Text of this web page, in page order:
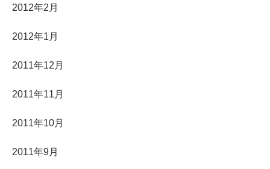
2012年2月
2012年1月
2011年12月
2011年11月
2011年10月
2011年9月